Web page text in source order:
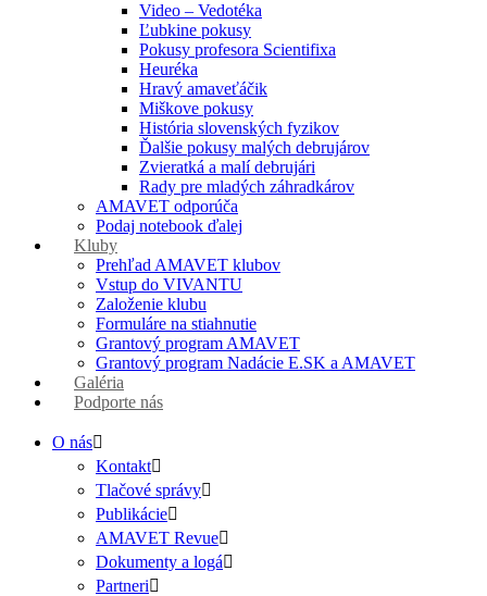
Video – Vedotéka
Ľubkine pokusy
Pokusy profesora Scientifixa
Heuréka
Hravý amaveťáčik
Miškove pokusy
História slovenských fyzikov
Ďalšie pokusy malých debrujárov
Zvieratká a malí debrujári
Rady pre mladých záhradkárov
AMAVET odporúča
Podaj notebook ďalej
Kluby
Prehľad AMAVET klubov
Vstup do VIVANTU
Založenie klubu
Formuláre na stiahnutie
Grantový program AMAVET
Grantový program Nadácie E.SK a AMAVET
Galéria
Podporte nás
O nás
Kontakt
Tlačové správy
Publikácie
AMAVET Revue
Dokumenty a logá
Partneri